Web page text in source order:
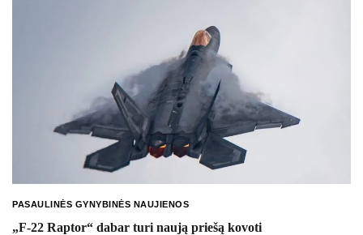
PASAULINĖS GYNYBINĖS NAUJIENOS
„F-22 Raptor“ dabar turi naują priešą kovoti